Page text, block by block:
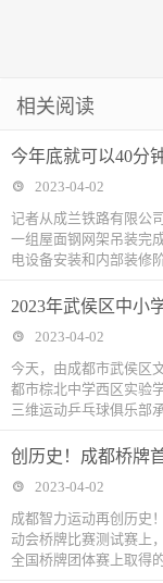
相关阅读
今年底就可以40分
2023-04-02
记者从成兰铁路有限公
一组屋面钢网架吊装完
电设备安装和内部装修
2023年武侯区中小
2023-04-02
今天，由成都市武侯区
都市棕北中学西区实验
三维运动乒乓球俱乐部
创历史！成都桥牌
2023-04-02
成都智力运动再创历史
动会桥牌比赛测试赛上
全国桥牌团体赛上取得